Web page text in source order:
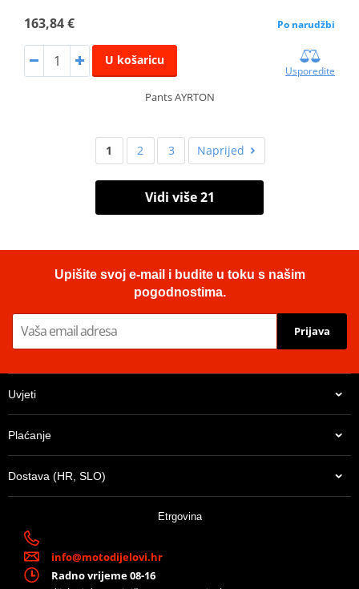
163,84 € Po narudžbi
U košaricu
Usporedite
Pants AYRTON
1 2 3 Naprijed
Vidi više 21
Upišite svoj e-mail i budite u toku s našim
pogodnostima.
Prijava
Uvjeti
Plaćanje
Dostava (HR, SLO)
Etrgovina
info@motodijelovi.hr
Radno vrijeme 08-16